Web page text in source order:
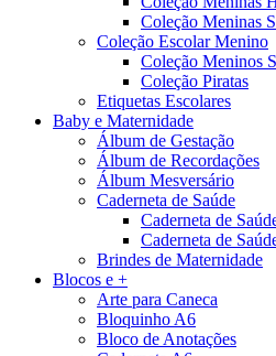
Coleção Meninas
Coleção Escolar Menino
Coleção Meninos
Coleção Piratas
Etiquetas Escolares
Baby e Maternidade
Álbum de Gestação
Álbum de Recordações
Álbum Mesversário
Caderneta de Saúde
Caderneta de
Caderneta de
Brindes de Maternidade
Blocos e +
Arte para Caneca
Bloquinho A6
Bloco de Anotações